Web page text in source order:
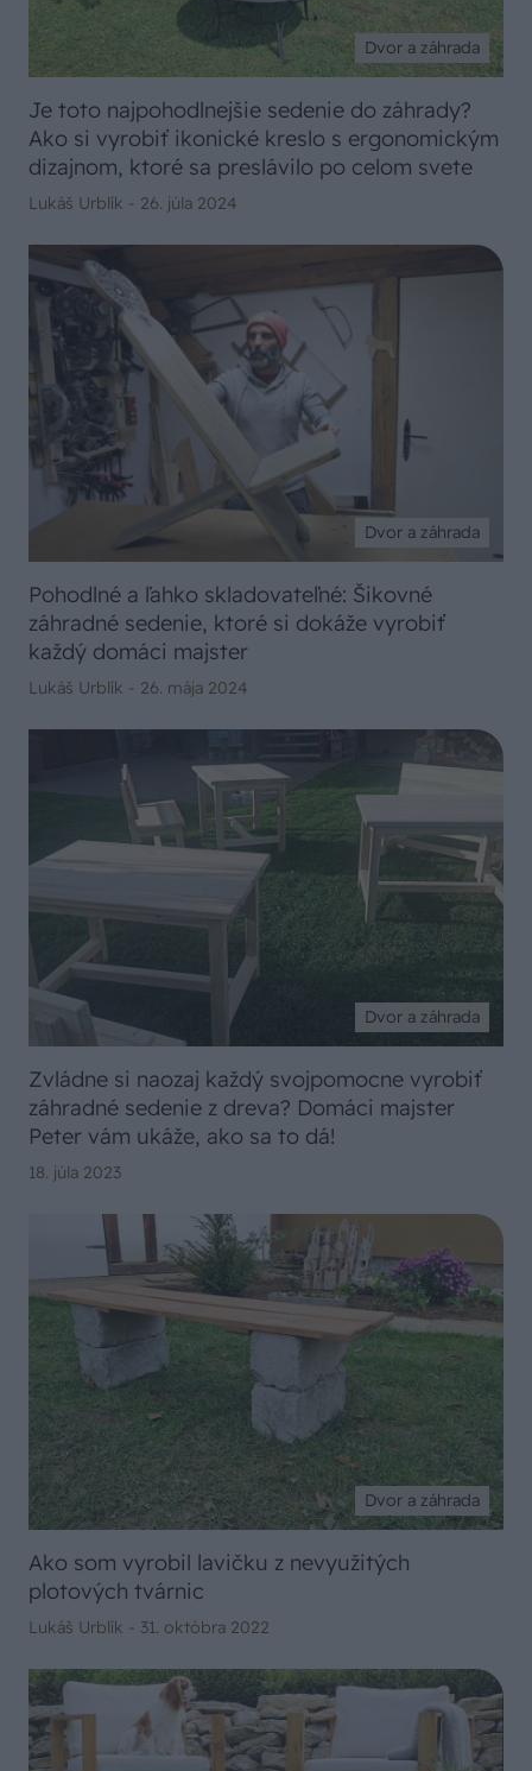
Dvor a záhrada
Je toto najpohodlnejšie sedenie do záhrady?
Ako si vyrobiť ikonické kreslo s ergonomickým
dizajnom, ktoré sa preslávilo po celom svete
Lukáš Urblík - 26. júla 2024
Dvor a záhrada
Pohodlné a ľahko skladovateľné: Šikovné
záhradné sedenie, ktoré si dokáže vyrobiť
každý domáci majster
Lukáš Urblík - 26. mája 2024
Dvor a záhrada
Zvládne si naozaj každý svojpomocne vyrobiť
záhradné sedenie z dreva? Domáci majster
Peter vám ukáže, ako sa to dá!
18. júla 2023
Dvor a záhrada
Ako som vyrobil lavičku z nevyužitých
plotových tvárnic
Lukáš Urblík - 31. októbra 2022